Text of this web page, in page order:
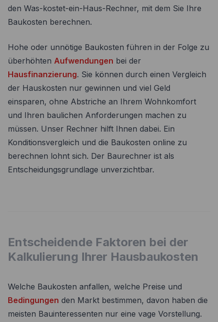
den Was-kostet-ein-Haus-Rechner, mit dem Sie Ihre
Baukosten berechnen.
Hohe oder unnötige Baukosten führen in der Folge zu
überhöhten Aufwendungen bei der
Hausfinanzierung. Sie können durch einen Vergleich
der Hauskosten nur gewinnen und viel Geld
einsparen, ohne Abstriche an Ihrem Wohnkomfort
und Ihren baulichen Anforderungen machen zu
müssen. Unser Rechner hilft Ihnen dabei. Ein
Konditionsvergleich und die Baukosten online zu
berechnen lohnt sich. Der Baurechner ist als
Entscheidungsgrundlage unverzichtbar.
Entscheidende Faktoren bei der
Kalkulierung Ihrer Hausbaukosten
Welche Baukosten anfallen, welche Preise und
Bedingungen den Markt bestimmen, davon haben die
meisten Bauinteressenten nur eine vage Vorstellung.